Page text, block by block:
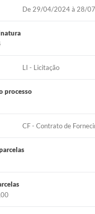
De 29/04/2024 à 28/
LI - Licitação
processo
CF - Contrato de